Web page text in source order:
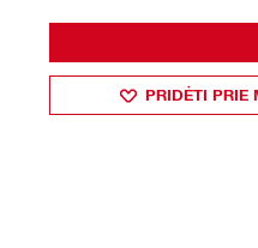
PRIDĖTI PRIE